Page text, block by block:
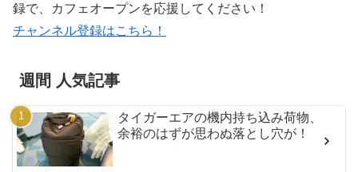
録で、カフェオープンを応援してください！
チャンネル登録はこちら！
週間 人気記事
タイガーエアの機内持ち込み荷物、
余裕のはずが思わぬ落とし穴が！